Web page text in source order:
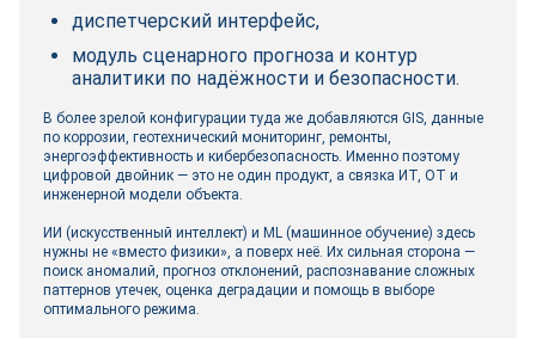
диспетчерский интерфейс,
модуль сценарного прогноза и контур
аналитики по надёжности и безопасности.
В более зрелой конфигурации туда же добавляются GIS, данные
по коррозии, геотехнический мониторинг, ремонты,
энергоэффективность и кибербезопасность. Именно поэтому
цифровой двойник — это не один продукт, а связка ИТ, ОТ и
инженерной модели объекта.
ИИ (искусственный интеллект) и ML (машинное обучение) здесь
нужны не «вместо физики», а поверх неё. Их сильная сторона —
поиск аномалий, прогноз отклонений, распознавание сложных
паттернов утечек, оценка деградации и помощь в выборе
оптимального режима.